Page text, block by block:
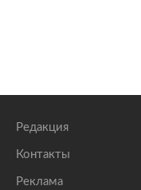
Редакция
Контакты
Реклама